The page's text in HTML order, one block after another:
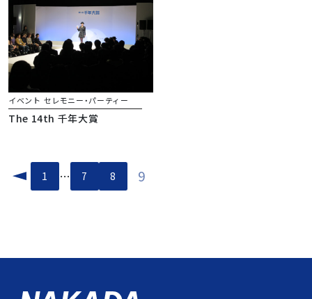
イベント セレモニー・パーティー
The 14th 千年大賞
投
ー
1 … 7 8 9